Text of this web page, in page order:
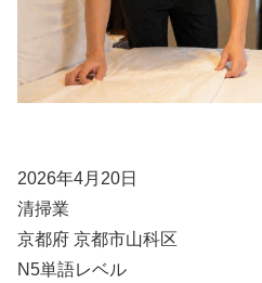
2026年4月20日
清掃業
京都府 京都市山科区
N5単語レベル